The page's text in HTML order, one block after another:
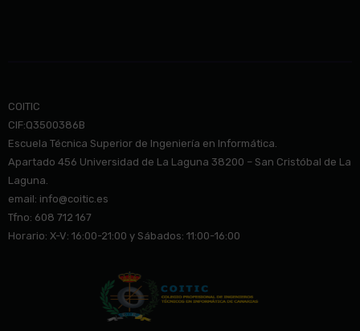
COITIC
CIF:Q3500386B
Escuela Técnica Superior de Ingeniería en Informática.
Apartado 456 Universidad de La Laguna 38200 – San Cristóbal de La
Laguna.
email: info@coitic.es
Tfno: 608 712 167
Horario: X-V: 16:00-21:00 y Sábados: 11:00-16:00